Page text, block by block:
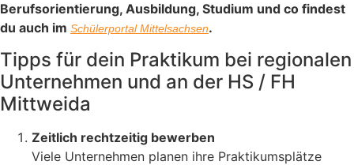
Berufsorientierung, Ausbildung, Studium und co findest
du auch im Schülerportal Mittelsachsen.
Tipps für dein Praktikum bei regionalen
Unternehmen und an der HS / FH
Mittweida
Zeitlich rechtzeitig bewerben
Viele Unternehmen planen ihre Praktikumsplätze